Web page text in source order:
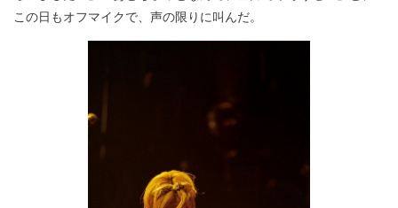
この日もオフマイクで、声の限りに叫んだ。